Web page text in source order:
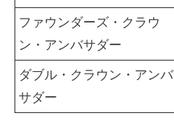
ファウンダーズ・クラウ
ン・アンバサダー
ダブル・クラウン・アンバ
サダー